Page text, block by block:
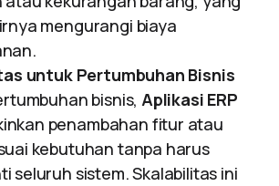
mengurangi biaya
untuk Pertumbuhan Bisnis
bisnis, Aplikasi ERP
penambahan fitur atau
kebutuhan tanpa harus
seluruh sistem. Skalabilitas ini